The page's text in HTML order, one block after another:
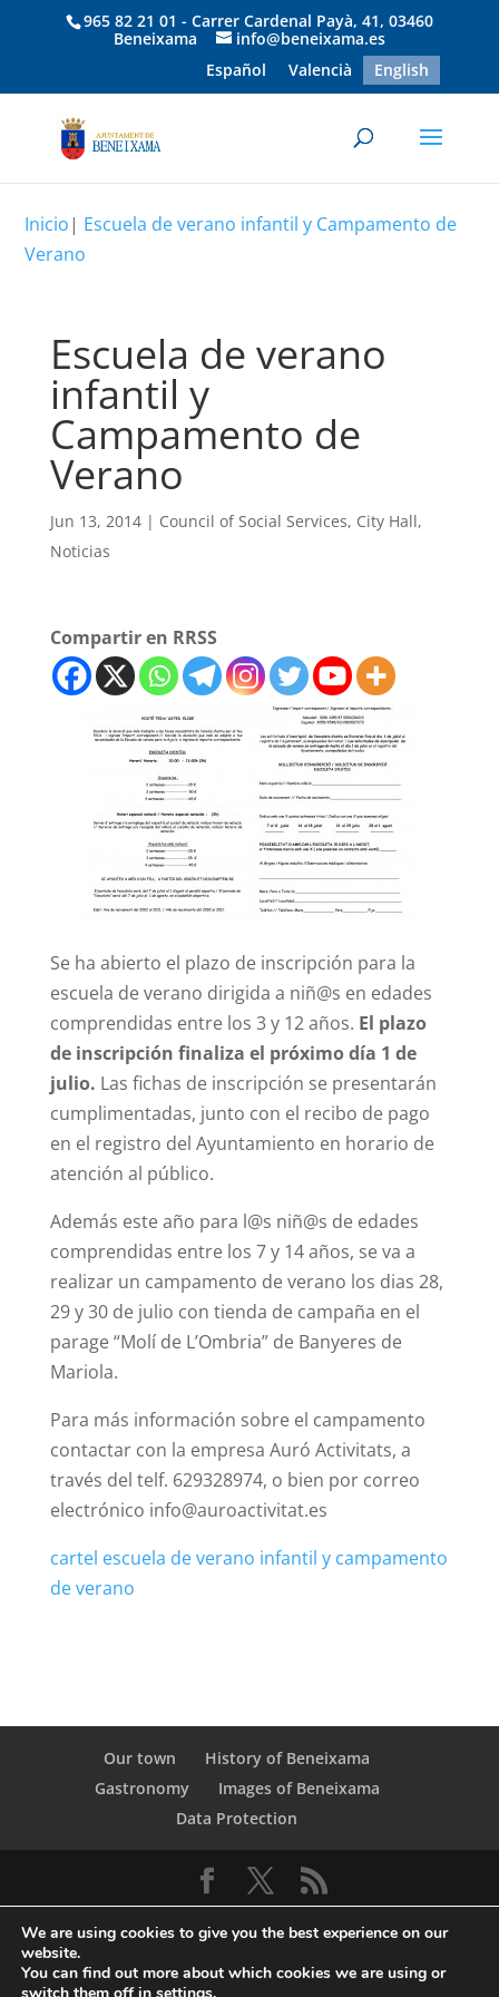
965 82 21 01 - Carrer Cardenal Payà, 41, 03460
Beneixama
info@beneixama.es
Español
Valencià English
Inicio| Escuela de verano infantil y Campamento de
Verano
Escuela de verano
infantil y
Campamento de
Verano
Jun 13, 2014| Council of Social Services, City Hall,
Noticias
Compartir en RRSS
Se ha abierto el plazo de inscripción para la
escuela de verano dirigida a niñ@s en edades
comprendidas entre los 3 y 12 años. El plazo
de inscripción finaliza el próximo día 1 de
julio. Las fichas de inscripción se presentarán
cumplimentadas, junto con el recibo de pago
en el registro del Ayuntamiento en horario de
atención al público.
Además este año para l@s niñ@s de edades
comprendidas entre los 7 y 14 años, se va a
realizar un campamento de verano los dias 28,
29 y 30 de julio con tienda de campaña en el
parage “Molí de L’Ombria” de Banyeres de
Mariola.
Para más información sobre el campamento
contactar con la empresa Auró Activitats, a
través del telf. 629328974, o bien por correo
electrónico info@auroactivitat.es
cartel escuela de verano infantil y campamento
de verano
Our town
History of Beneixama
Gastronomy
Images of Beneixama
Data Protection
We are using cookies to give you the best experience on our
website.
You can find out more about which cookies we are using or